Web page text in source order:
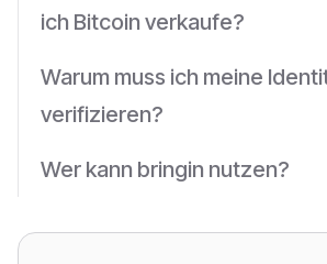
ich Bitcoin verkaufe?
Warum muss ich meine
verifizieren?
Wer kann bringin nutzen?